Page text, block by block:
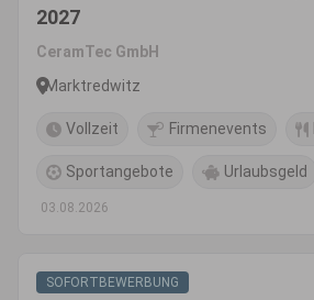
2027
CeramTec GmbH
Marktredwitz
Vollzeit Firmenevents
Sportangebote Urlaubsgeld
03.08.2026
SOFORTBEWERBUNG